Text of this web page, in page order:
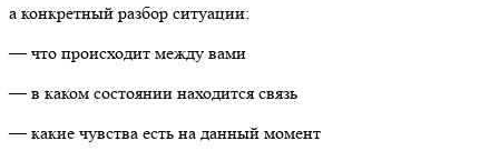
а конкретный разбор ситуации:
— что происходит между вами
— в каком состоянии находится связь
— какие чувства есть на данный момент